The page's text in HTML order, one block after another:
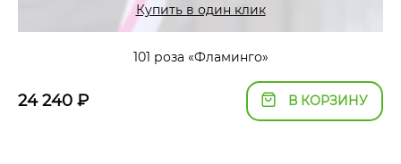
Купить в один клик
101 роза «Фламинго»
24 240 ₽ В КОРЗИНУ